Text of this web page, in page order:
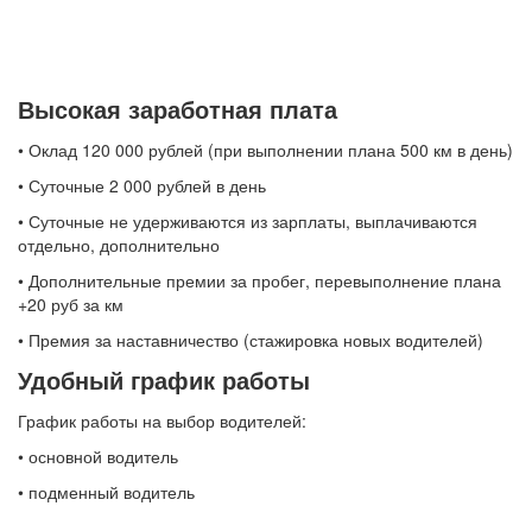
Высокая заработная плата
• Оклад 120 000 рублей (при выполнении плана 500 км в день)
• Суточные 2 000 рублей в день
• Суточные не удерживаются из зарплаты, выплачиваются
отдельно, дополнительно
• Дополнительные премии за пробег, перевыполнение плана
+20 руб за км
• Премия за наставничество (стажировка новых водителей)
Удобный график работы
График работы на выбор водителей:
• основной водитель
• подменный водитель